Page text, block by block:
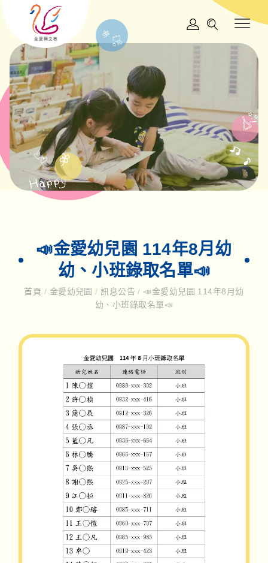
📣金愛幼兒園 114年8月幼
幼、小班錄取名單📣
首頁 / 金愛幼兒園/ 訊息公告/ 📣金愛幼兒園 114年8月幼
幼、小班錄取名單📣